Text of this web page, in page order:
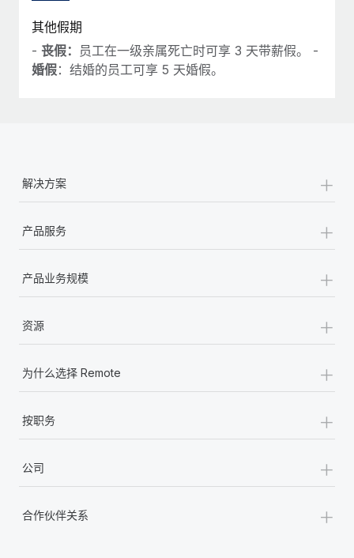
其他假期
- 丧假： 员工在一级亲属死亡时可享 3 天带薪假。 -
婚假：结婚的员工可享 5 天婚假。
解决方案 +
产品服务 +
产品业务规模 +
资源 +
为什么选择 Remote +
按职务 +
公司 +
合作伙伴关系 +